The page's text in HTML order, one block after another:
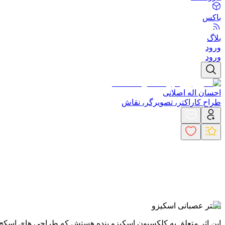
باکس
بلاگ
ورود
ورود
احسان اله اصلانی
طراح کاراکتر، تصویرگر، نقاش
دختر عصبانی اسکیزو
این اثر متعلق به کلکسیون اسکیزو بنده هستش که طراحی های